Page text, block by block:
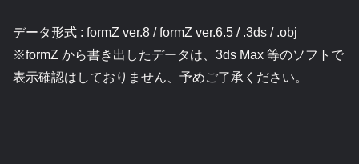
データ形式 : formZ ver.8 / formZ ver.6.5 / .3ds / .obj
※formZ から書き出したデータは、3ds Max 等のソフトで
表示確認はしておりません、予めご了承ください。